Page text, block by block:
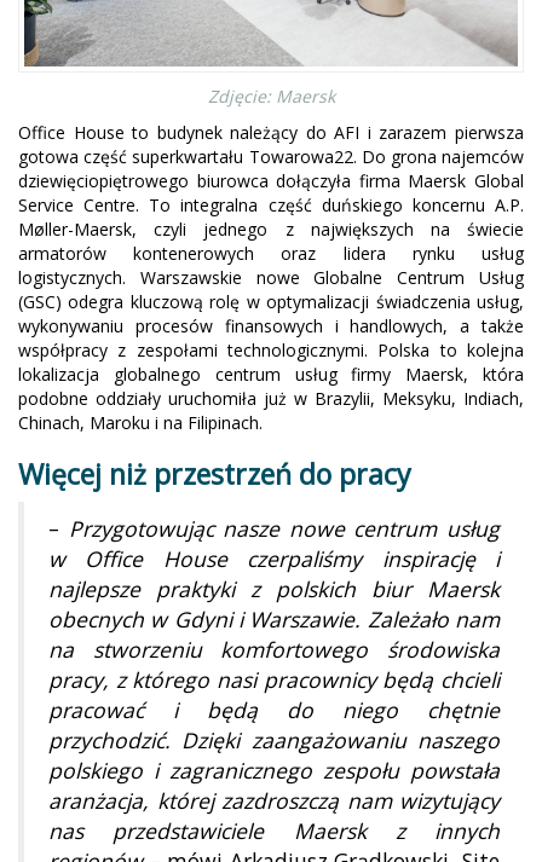
Zdjęcie: Maersk
Office House to budynek należący do AFI i zarazem pierwsza
gotowa część superkwartału Towarowa22. Do grona najemców
dziewięciopiętrowego biurowca dołączyła firma Maersk Global
Service Centre. To integralna część duńskiego koncernu A.P.
Møller-Maersk, czyli jednego z największych na świecie
armatorów kontenerowych oraz lidera rynku usług
logistycznych. Warszawskie nowe Globalne Centrum Usług
(GSC) odegra kluczową rolę w optymalizacji świadczenia usług,
wykonywaniu procesów finansowych i handlowych, a także
współpracy z zespołami technologicznymi. Polska to kolejna
lokalizacja globalnego centrum usług firmy Maersk, która
podobne oddziały uruchomiła już w Brazylii, Meksyku, Indiach,
Chinach, Maroku i na Filipinach.
Więcej niż przestrzeń do pracy
– Przygotowując nasze nowe centrum usług
w Office House czerpaliśmy inspirację i
najlepsze praktyki z polskich biur Maersk
obecnych w Gdyni i Warszawie. Zależało nam
na stworzeniu komfortowego środowiska
pracy, z którego nasi pracownicy będą chcieli
pracować i będą do niego chętnie
przychodzić. Dzięki zaangażowaniu naszego
polskiego i zagranicznego zespołu powstała
aranżacja, której zazdroszczą nam wizytujący
nas przedstawiciele Maersk z innych